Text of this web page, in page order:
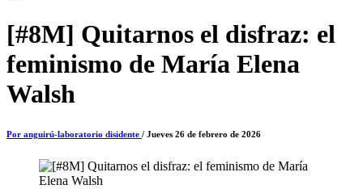
[#8M] Quitarnos el disfraz: el
feminismo de María Elena
Walsh
Por anguirú-laboratorio disidente / Jueves 26 de febrero de 2026